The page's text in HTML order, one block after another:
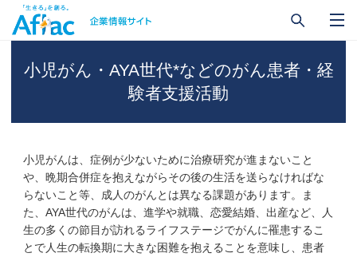
小児がん・AYA世代*などのがん患者・経
験者支援活動
小児がんは、症例が少ないために治療研究が進まないこと
や、晩期合併症を抱えながらその後の生活を送らなければな
らないこと等、成人のがんとは異なる課題があります。ま
た、AYA世代のがんは、進学や就職、恋愛結婚、出産など、人
生の多くの節目が訪れるライフステージでがんに罹患するこ
とで人生の転換期に大きな困難を抱えることを意味し、患者